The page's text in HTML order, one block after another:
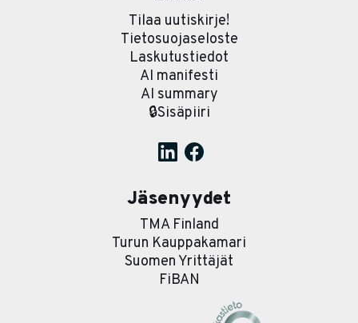
Tilaa uutiskirje!
Tietosuojaseloste
Laskutustiedot
AI manifesti
AI summary
🔒Sisäpiiri
Jäsenyydet
TMA Finland
Turun Kauppakamari
Suomen Yrittäjät
FiBAN